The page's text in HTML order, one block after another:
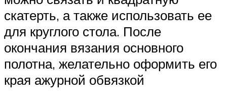
скатерть, а также использовать ее
для круглого стола. После
окончания вязания основного
полотна, желательно оформить его
края ажурной обвязкой